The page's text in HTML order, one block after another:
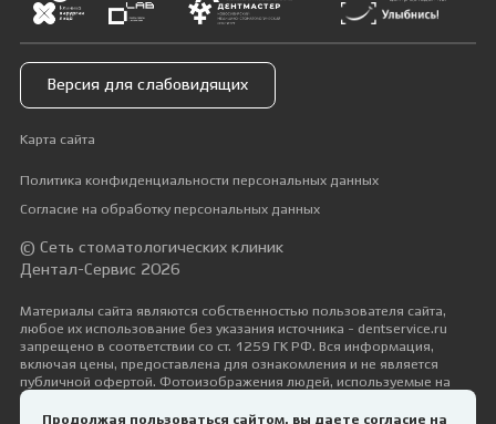
Продолжая пользоваться сайтом, вы даете согласие на
Версия для слабовидящих
Карта сайта
Политика конфиденциальности персональных данных
Согласие на обработку персональных данных
© Сеть стоматологических клиник
Дентал-Сервис 2026
Материалы сайта являются собственностью пользователя сайта,
любое их использование без указания источника - dentservice.ru
запрещено в соответствии со ст. 1259 ГК РФ. Вся информация,
включая цены, предоставлена для ознакомления и не является
публичной офертой. Фотоизображения людей, используемые на
сайте, размещены исключительно с их согласия в рамках трудовых и
гражданско-правовых отношений с ними.